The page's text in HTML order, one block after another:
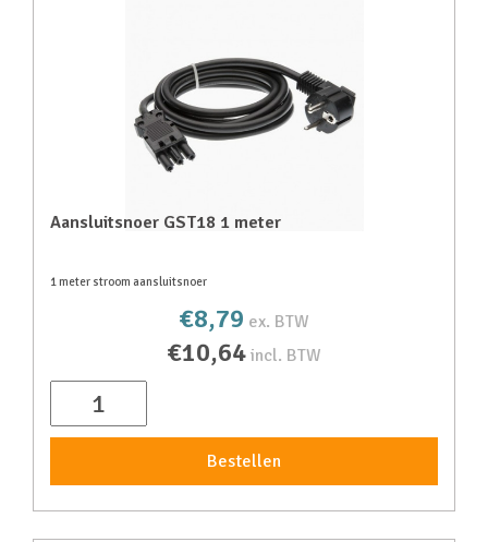
Aansluitsnoer GST18 1 meter
1 meter stroom aansluitsnoer
€8,79 ex. BTW
€10,64 incl. BTW
Bestellen